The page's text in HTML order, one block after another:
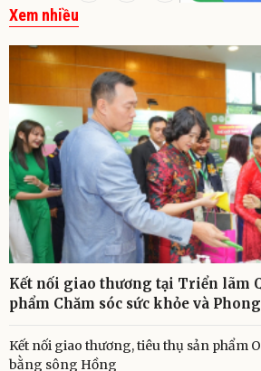
Xem nhiều
Kết nối giao thương tại Triển lãm
phẩm Chăm sóc sức khỏe và
Kết nối giao thương, tiêu thụ sản phẩm
bằng sông Hồng